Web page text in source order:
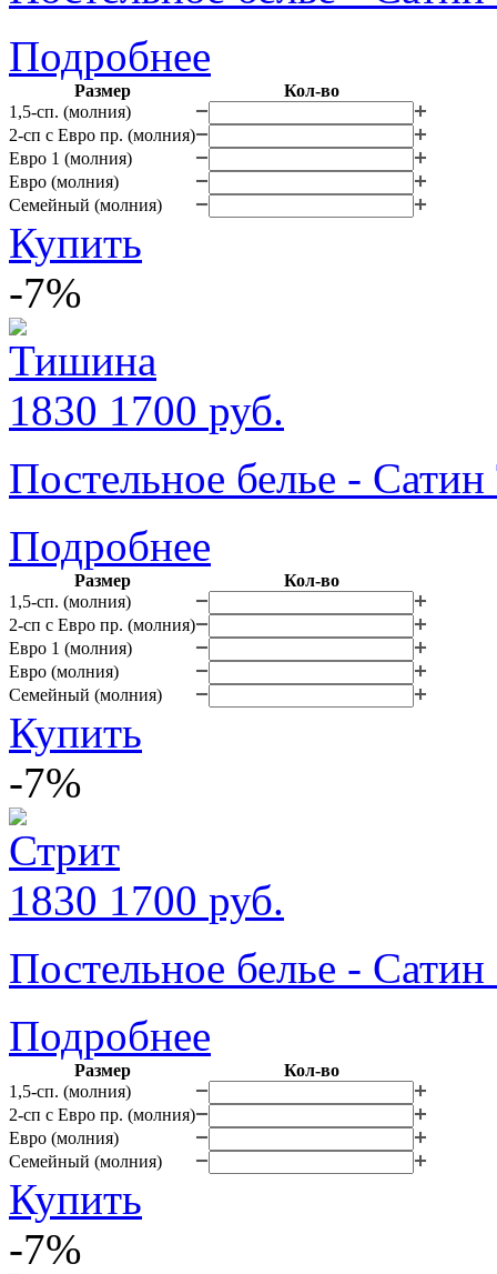
Подробнее
Размер
Кол-во
1,5-сп. (молния)
2-сп с Евро пр. (молния)
Евро 1 (молния)
Евро (молния)
Семейный (молния)
Купить
-7%
1830 1700 руб.
Постельное белье -
Подробнее
Размер
Кол-во
1,5-сп. (молния)
2-сп с Евро пр. (молния)
Евро 1 (молния)
Евро (молния)
Семейный (молния)
Купить
-7%
1830 1700 руб.
Постельное белье -
Подробнее
Размер
Кол-во
1,5-сп. (молния)
2-сп с Евро пр. (молния)
Евро (молния)
Семейный (молния)
Купить
-7%